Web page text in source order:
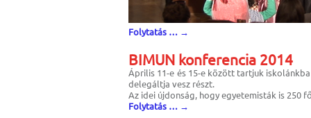
Folytatás … →
BIMUN konferencia 2014
Április 11-e és 15-e között tartjuk
delegáltja vesz részt.
Az idei újdonság, hogy egyetemisták is 250
Folytatás … →